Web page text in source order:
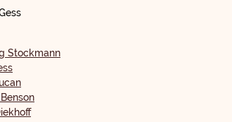
Stockmann